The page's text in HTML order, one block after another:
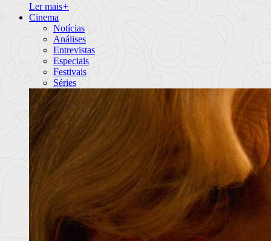
Ler mais+
Cinema
Notícias
Análises
Entrevistas
Especiais
Festivais
Séries